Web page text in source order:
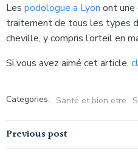
Les podologue a Lyon ont une
traitement de tous les types
cheville, y compris l’orteil en
Si vous avez aimé cet article,
Categories: Santé et bien etre
Navigation
Previous post